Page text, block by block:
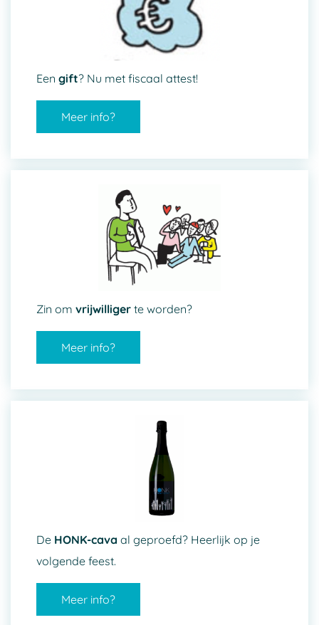
Een gift? Nu met fiscaal attest!
Meer info?
Zin om vrijwilliger te worden?
Meer info?
De HONK-cava al geproefd? Heerlijk op je
volgende feest.
Meer info?